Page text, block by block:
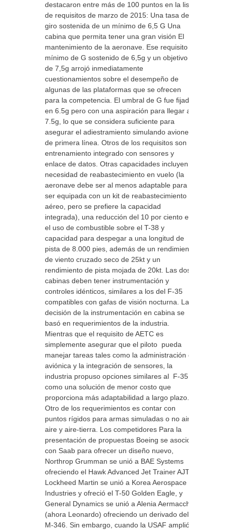
destacaron entre más de 100 puntos en la lista
de requisitos de marzo de 2015: Una tasa de
giro sostenida de un mínimo de 6,5 G Una
cabina que permita tener una gran visión El
mantenimiento de la aeronave. Ese requisito
mínimo de G sostenido de 6,5g y un objetivo
de 7,5g arrojó inmediatamente
cuestionamientos sobre el desempeño de
algunas de las plataformas que se ofrecen
para la competencia. El umbral de G fue fijado
en 6.5g pero con una aspiración para llegar a
7.5g, lo que se considera suficiente para
asegurar el adiestramiento simulando aviones
de primera línea. Otros de los requisitos son
entrenamiento integrado con sensores y
enlace de datos. Otras capacidades incluyen la
necesidad de reabastecimiento en vuelo (la
aeronave debe ser al menos adaptable para
ser equipada con un kit de reabastecimiento
aéreo, pero se prefiere la capacidad
integrada), una reducción del 10 por ciento en
el uso de combustible sobre el T-38 y
capacidad para despegar a una longitud de
pista de 8.000 pies, además de un rendimiento
de viento cruzado seco de 25kt y un
rendimiento de pista mojada de 20kt. Las dos
cabinas deben tener instrumentación y
controles idénticos, similares a los del F-35
compatibles con gafas de visión nocturna. La
decisión de la instrumentación en cabina se
basó en requerimientos de la industria.
Mientras que el requisito de AETC es
simplemente asegurar que el piloto pueda
manejar tareas tales como la administración de
aviónica y la integración de sensores, la
industria propuso opciones similares al F-35,
como una solución de menor costo que
proporciona más adaptabilidad a largo plazo.
Otro de los requerimientos es contar con
puntos rígidos para armas simuladas o no aire-
aire y aire-tierra. Los competidores Para la
presentación de propuestas Boeing se asocio
con Saab para ofrecer un diseño nuevo,
Northrop Grumman se unió a BAE Systems
ofreciendo el Hawk Advanced Jet Trainer AJT,
Lockheed Martin se unió a Korea Aerospace
Industries y ofreció el T-50 Golden Eagle, y
General Dynamics se unió a Alenia Aermacchi
(ahora Leonardo) ofreciendo un derivado del
M-346. Sin embargo, cuando la USAF amplió